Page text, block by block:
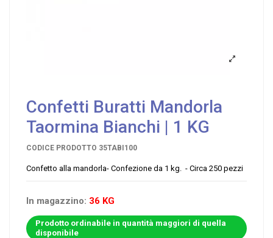
Confetti Buratti Mandorla
Taormina Bianchi | 1 KG
CODICE PRODOTTO 35TABI100
Confetto alla mandorla- Confezione da 1 kg. - Circa 250 pezzi
In magazzino: 36 KG
Prodotto ordinabile in quantità maggiori di quella
disponibile